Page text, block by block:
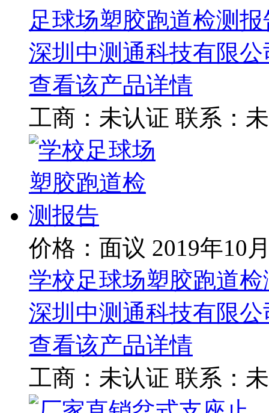
足球场塑胶跑道检测报
深圳中测通科技有限公
查看该产品详情
工商： 未认证 联系：
价格：面议 2019年10
学校足球场塑胶跑道
深圳中测通科技有限公
查看该产品详情
工商： 未认证 联系：